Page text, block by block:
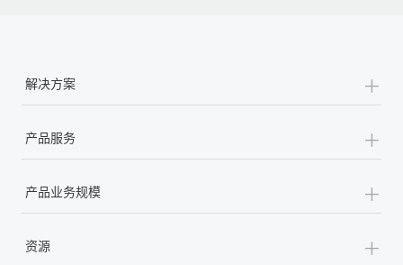
解决方案 +
产品服务 +
产品业务规模 +
资源 +